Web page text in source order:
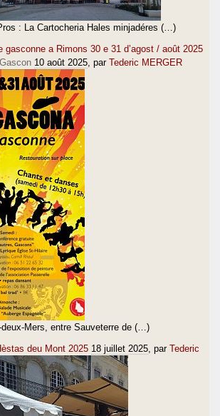
: La Cartocheria Hales minjadéres (…)
gasconne a Rimons 30 e 31 d’agost / août 2025
10 août 2025 , par Tederic MERGER
Mers, entre Sauveterre de (…)
deu Mont 2025 18 juillet 2025 , par Tederic